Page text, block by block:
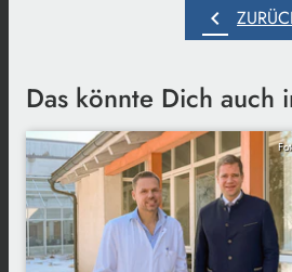
chevron_left
Das könnte Dich auch